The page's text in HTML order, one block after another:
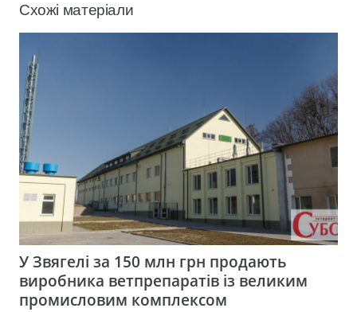
Схожі матеріали
У Звягелі за 150 млн грн продають
виробника ветпрепаратів із великим
промисловим комплексом